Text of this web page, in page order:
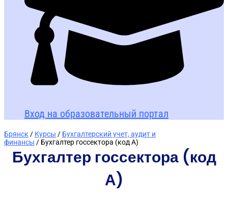
Вход на образовательный портал
Брянск / Курсы / Бухгалтерский учет, аудит и
финансы / Бухгалтер госсектора (код А)
Бухгалтер госсектора (код
А)